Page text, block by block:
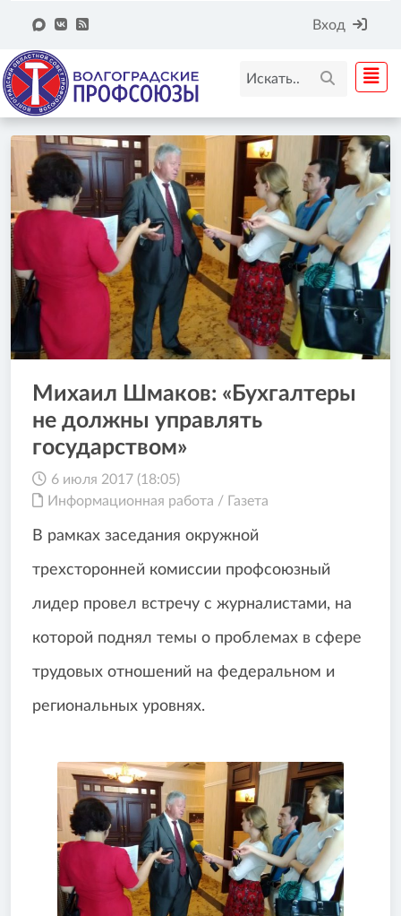
Вход
Михаил Шмаков: «Бухгалтеры
не должны управлять
государством»
6 июля 2017 (18:05)
Информационная работа / Газета
В рамках заседания окружной
трехсторонней комиссии профсоюзный
лидер провел встречу с журналистами, на
которой поднял темы о проблемах в сфере
трудовых отношений на федеральном и
региональных уровнях.